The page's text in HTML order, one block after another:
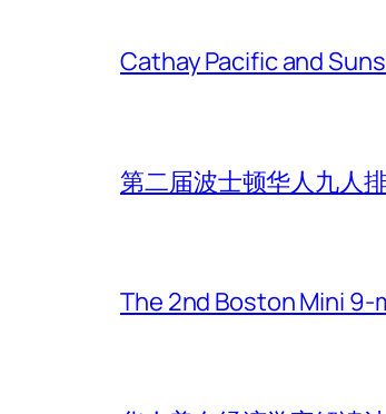
Cathay Pacific and
第二届波士顿华人九人
The 2nd Boston Mini 9-